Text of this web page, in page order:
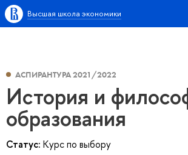
Высшая школа экономики
АСПИРАНТУРА 2021/2022
История и
образования
Статус: Курс по выбору